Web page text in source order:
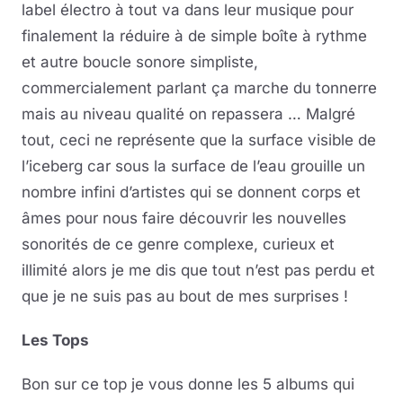
label électro à tout va dans leur musique pour
finalement la réduire à de simple boîte à rythme
et autre boucle sonore simpliste,
commercialement parlant ça marche du tonnerre
mais au niveau qualité on repassera … Malgré
tout, ceci ne représente que la surface visible de
l’iceberg car sous la surface de l’eau grouille un
nombre infini d’artistes qui se donnent corps et
âmes pour nous faire découvrir les nouvelles
sonorités de ce genre complexe, curieux et
illimité alors je me dis que tout n’est pas perdu et
que je ne suis pas au bout de mes surprises !
Les Tops
Bon sur ce top je vous donne les 5 albums qui